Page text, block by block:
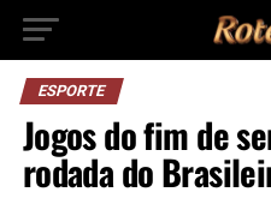
ESPORTE
Jogos do fim de
rodada do